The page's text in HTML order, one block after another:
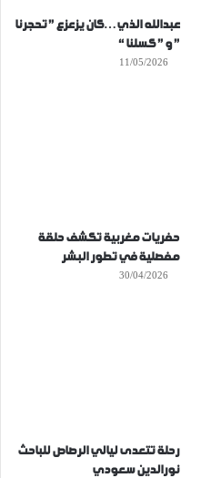
عبدالله الذي…كان يزعزع ” تحجرنا
” و ” كسلنا “
11/05/2026
حفريات مغربية تكشف حلقة
مفصلية في تطور البشر
30/04/2026
رحلة تتعدى ليالي الرصاص للباحث
نورالدين سعودي